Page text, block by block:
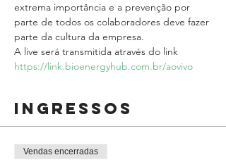
extrema importância e a prevenção por
parte de todos os colaboradores deve fazer
parte da cultura da empresa.
A live será transmitida através do link
https://link.bioenergyhub.com.br/aovivo
Ingressos
Vendas encerradas